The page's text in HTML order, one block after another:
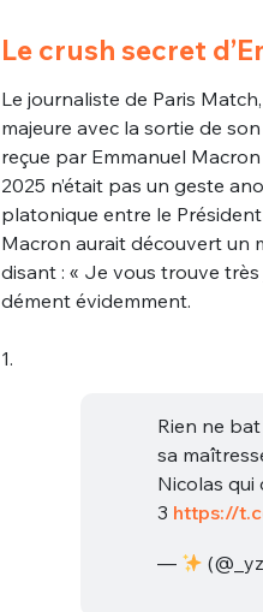
Le crush secret
Le journaliste de Paris
majeure avec la sortie de
reçue par Emmanuel
2025 n’était pas un geste
platonique entre le Président
Macron aurait découvert un
disant : « Je vous trouve
dément évidemment.
1.
Rien ne
sa
Nicolas
3 https://
—